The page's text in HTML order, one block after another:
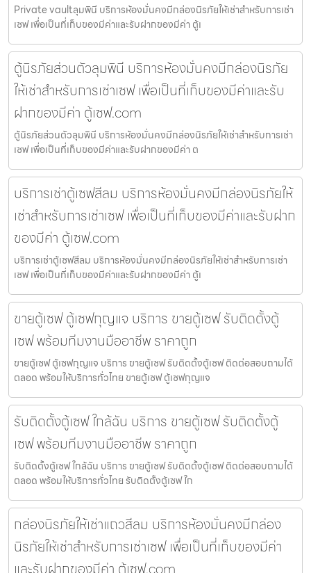
Private vaultลุมพินี บริการห้องมั่นคงมีกล่องนิรภัยให้เช่าสำหรับการเช่า
เซฟ เพื่อเป็นที่เก็บของมีค่าและรับฝากของมีค่า ตู้เ
ตู้นิรภัยส่วนตัวลุมพินี บริการห้องมั่นคงมีกล่องนิรภัย
ให้เช่าสำหรับการเช่าเซฟ เพื่อเป็นที่เก็บของมีค่าและรับ
ฝากของมีค่า ตู้เซฟ.com
ตู้นิรภัยส่วนตัวลุมพินี บริการห้องมั่นคงมีกล่องนิรภัยให้เช่าสำหรับการเช่า
เซฟ เพื่อเป็นที่เก็บของมีค่าและรับฝากของมีค่า ต
บริการเช่าตู้เซฟสีลม บริการห้องมั่นคงมีกล่องนิรภัยให้
เช่าสำหรับการเช่าเซฟ เพื่อเป็นที่เก็บของมีค่าและรับฝาก
ของมีค่า ตู้เซฟ.com
บริการเช่าตู้เซฟสีลม บริการห้องมั่นคงมีกล่องนิรภัยให้เช่าสำหรับการเช่า
เซฟ เพื่อเป็นที่เก็บของมีค่าและรับฝากของมีค่า ตู้เ
ขายตู้เซฟ ตู้เซฟกุญแจ บริการ ขายตู้เซฟ รับติดตั้งตู้
เซฟ พร้อมทีมงานมืออาชีพ ราคาถูก
ขายตู้เซฟ ตู้เซฟกุญแจ บริการ ขายตู้เซฟ รับติดตั้งตู้เซฟ ติดต่อสอบถามได้
ตลอด พร้อมให้บริการทั่วไทย ขายตู้เซฟ ตู้เซฟกุญแจ
รับติดตั้งตู้เซฟ ใกล้ฉัน บริการ ขายตู้เซฟ รับติดตั้งตู้
เซฟ พร้อมทีมงานมืออาชีพ ราคาถูก
รับติดตั้งตู้เซฟ ใกล้ฉัน บริการ ขายตู้เซฟ รับติดตั้งตู้เซฟ ติดต่อสอบถามได้
ตลอด พร้อมให้บริการทั่วไทย รับติดตั้งตู้เซฟ ใก
กล่องนิรภัยให้เช่าแถวสีลม บริการห้องมั่นคงมีกล่อง
นิรภัยให้เช่าสำหรับการเช่าเซฟ เพื่อเป็นที่เก็บของมีค่า